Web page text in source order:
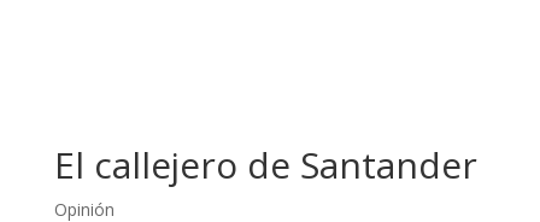
El callejero de Santander
Opinión